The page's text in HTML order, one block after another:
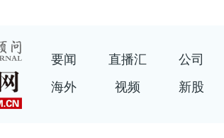
要闻 直播汇 公司
海外
视频 新股